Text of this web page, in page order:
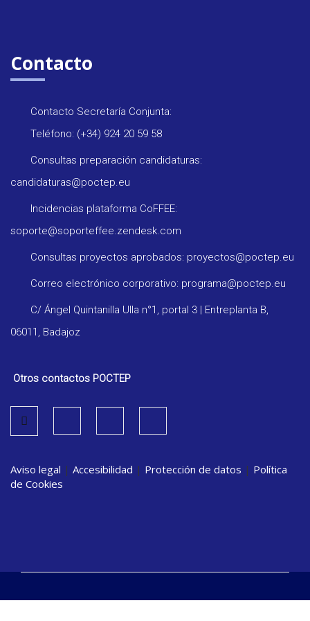
Contacto
Contacto Secretaría Conjunta:
Teléfono: (+34) 924 20 59 58
Consultas preparación candidaturas:
candidaturas@poctep.eu
Incidencias plataforma CoFFEE:
soporte@soporteffee.zendesk.com
Consultas proyectos aprobados: proyectos@poctep.eu
Correo electrónico corporativo: programa@poctep.eu
C/ Ángel Quintanilla Ulla n°1, portal 3 | Entreplanta B,
06011, Badajoz
Otros contactos POCTEP
Aviso legal | Accesibilidad | Protección de datos | Política
de Cookies